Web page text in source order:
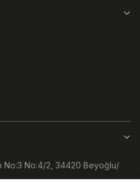
No:3 No:4/2, 34420 Beyoğlu/